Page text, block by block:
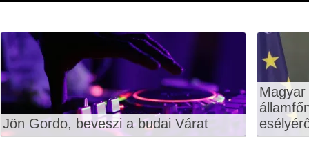
Jön Gordo, beveszi a budai Várat